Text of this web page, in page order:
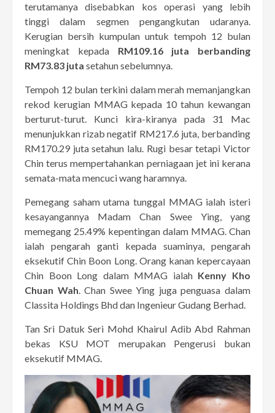
terutamanya disebabkan kos operasi yang lebih
tinggi dalam segmen pengangkutan udaranya.
Kerugian bersih kumpulan untuk tempoh 12 bulan
meningkat kepadaRM109.16 juta berbanding
RM73.83 juta setahun sebelumnya.
Tempoh 12 bulan terkini dalam merah memanjangkan
rekod kerugian MMAG kepada 10 tahun kewangan
berturut-turut. Kunci kira-kiranya pada 31 Mac
menunjukkan rizab negatif RM217.6 juta, berbanding
RM170.29 juta setahun lalu. Rugi besar tetapi Victor
Chin terus mempertahankan perniagaan jet ini kerana
semata-mata mencuci wang haramnya.
Pemegang saham utama tunggal MMAG ialah isteri
kesayangannya Madam Chan Swee Ying, yang
memegang 25.49% kepentingan dalam MMAG. Chan
ialah pengarah ganti kepada suaminya, pengarah
eksekutif Chin Boon Long. Orang kanan kepercayaan
Chin Boon Long dalam MMAG ialah Kenny Kho
Chuan Wah. Chan Swee Ying juga penguasa dalam
Classita Holdings Bhd dan Ingenieur Gudang Berhad.
Tan Sri Datuk Seri Mohd Khairul Adib Abd Rahman
bekas KSU MOT merupakan Pengerusi bukan
eksekutif MMAG.